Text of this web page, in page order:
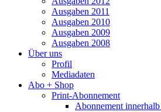
Ausgaben 2011
Ausgaben 2010
Ausgaben 2009
Ausgaben 2008
Über uns
Profil
Mediadaten
Abo + Shop
Print-Abonnement
Abonnement